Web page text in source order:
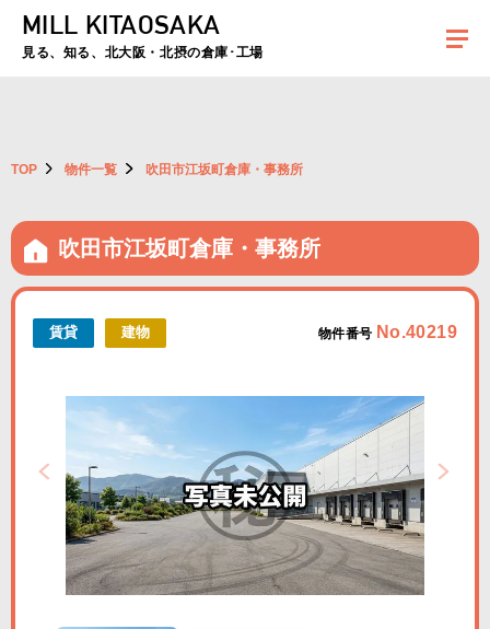
夏季休暇のお知らせ：2026年8月8日(土)～8月16日(日)まで休業とさせていた
MILL KITAOSAKA
見る、知る、北大阪・北摂の倉庫･工場
TOP 物件一覧 吹田市江坂町倉庫・事務所
吹田市江坂町倉庫・事務所
賃貸 建物 物件番号 No.40219